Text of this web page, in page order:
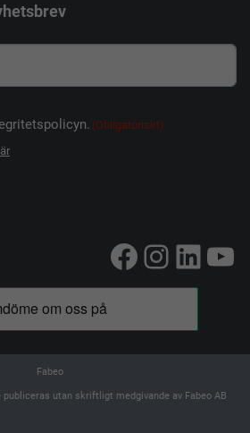
(Obligatoriskt)
Facebook
Fabeo
utan skriftligt medgivande av Fabeo AB